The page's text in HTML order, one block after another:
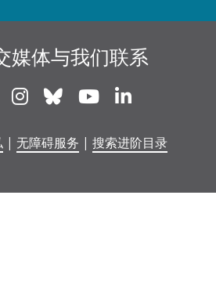
媒体与我们联系
FacebookInstagram
Bluesky Youtube
| 无障碍服务 | 搜索进阶目录